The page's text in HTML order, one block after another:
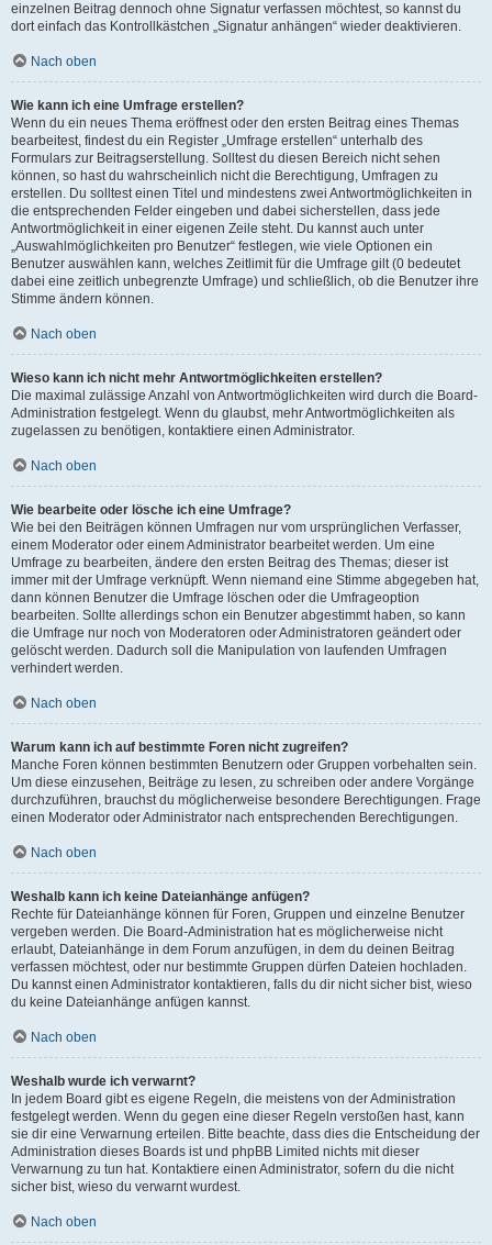
einzelnen Beitrag dennoch ohne Signatur verfassen möchtest, so kannst du
dort einfach das Kontrollkästchen „Signatur anhängen“ wieder deaktivieren.
Nach oben
Wie kann ich eine Umfrage erstellen?
Wenn du ein neues Thema eröffnest oder den ersten Beitrag eines Themas
bearbeitest, findest du ein Register „Umfrage erstellen“ unterhalb des
Formulars zur Beitragserstellung. Solltest du diesen Bereich nicht sehen
können, so hast du wahrscheinlich nicht die Berechtigung, Umfragen zu
erstellen. Du solltest einen Titel und mindestens zwei Antwortmöglichkeiten in
die entsprechenden Felder eingeben und dabei sicherstellen, dass jede
Antwortmöglichkeit in einer eigenen Zeile steht. Du kannst auch unter
„Auswahlmöglichkeiten pro Benutzer“ festlegen, wie viele Optionen ein
Benutzer auswählen kann, welches Zeitlimit für die Umfrage gilt (0 bedeutet
dabei eine zeitlich unbegrenzte Umfrage) und schließlich, ob die Benutzer ihre
Stimme ändern können.
Nach oben
Wieso kann ich nicht mehr Antwortmöglichkeiten erstellen?
Die maximal zulässige Anzahl von Antwortmöglichkeiten wird durch die Board-
Administration festgelegt. Wenn du glaubst, mehr Antwortmöglichkeiten als
zugelassen zu benötigen, kontaktiere einen Administrator.
Nach oben
Wie bearbeite oder lösche ich eine Umfrage?
Wie bei den Beiträgen können Umfragen nur vom ursprünglichen Verfasser,
einem Moderator oder einem Administrator bearbeitet werden. Um eine
Umfrage zu bearbeiten, ändere den ersten Beitrag des Themas; dieser ist
immer mit der Umfrage verknüpft. Wenn niemand eine Stimme abgegeben hat,
dann können Benutzer die Umfrage löschen oder die Umfrageoption
bearbeiten. Sollte allerdings schon ein Benutzer abgestimmt haben, so kann
die Umfrage nur noch von Moderatoren oder Administratoren geändert oder
gelöscht werden. Dadurch soll die Manipulation von laufenden Umfragen
verhindert werden.
Nach oben
Warum kann ich auf bestimmte Foren nicht zugreifen?
Manche Foren können bestimmten Benutzern oder Gruppen vorbehalten sein.
Um diese einzusehen, Beiträge zu lesen, zu schreiben oder andere Vorgänge
durchzuführen, brauchst du möglicherweise besondere Berechtigungen. Frage
einen Moderator oder Administrator nach entsprechenden Berechtigungen.
Nach oben
Weshalb kann ich keine Dateianhänge anfügen?
Rechte für Dateianhänge können für Foren, Gruppen und einzelne Benutzer
vergeben werden. Die Board-Administration hat es möglicherweise nicht
erlaubt, Dateianhänge in dem Forum anzufügen, in dem du deinen Beitrag
verfassen möchtest, oder nur bestimmte Gruppen dürfen Dateien hochladen.
Du kannst einen Administrator kontaktieren, falls du dir nicht sicher bist, wieso
du keine Dateianhänge anfügen kannst.
Nach oben
Weshalb wurde ich verwarnt?
In jedem Board gibt es eigene Regeln, die meistens von der Administration
festgelegt werden. Wenn du gegen eine dieser Regeln verstoßen hast, kann
sie dir eine Verwarnung erteilen. Bitte beachte, dass dies die Entscheidung der
Administration dieses Boards ist und phpBB Limited nichts mit dieser
Verwarnung zu tun hat. Kontaktiere einen Administrator, sofern du die nicht
sicher bist, wieso du verwarnt wurdest.
Nach oben